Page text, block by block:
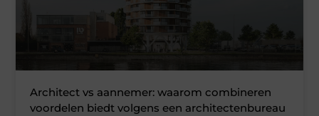
Architect vs aannemer: waarom combineren
voordelen biedt volgens een architectenbureau